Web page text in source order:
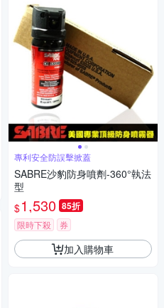
專利安全防誤擊掀蓋
SABRE沙豹防身噴劑-360°執法
型
$1,530 85折
限時下殺 券
加入購物車